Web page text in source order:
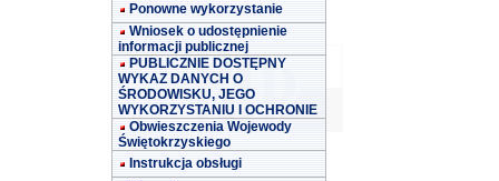
Ponowne wykorzystanie
Wniosek o udostępnienie
informacji publicznej
PUBLICZNIE DOSTĘPNY
WYKAZ DANYCH O
ŚRODOWISKU, JEGO
WYKORZYSTANIU I OCHRONIE
Obwieszczenia Wojewody
Świętokrzyskiego
Instrukcja obsługi